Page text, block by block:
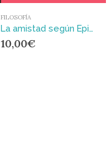
FILOSOFÍA
La amistad según Epicuro
10,00€